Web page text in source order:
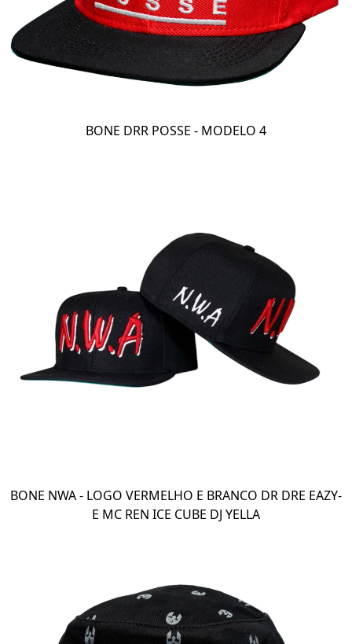
BONE DRR POSSE - MODELO 4
BONE NWA - LOGO VERMELHO E BRANCO DR DRE EAZY-
E MC REN ICE CUBE DJ YELLA